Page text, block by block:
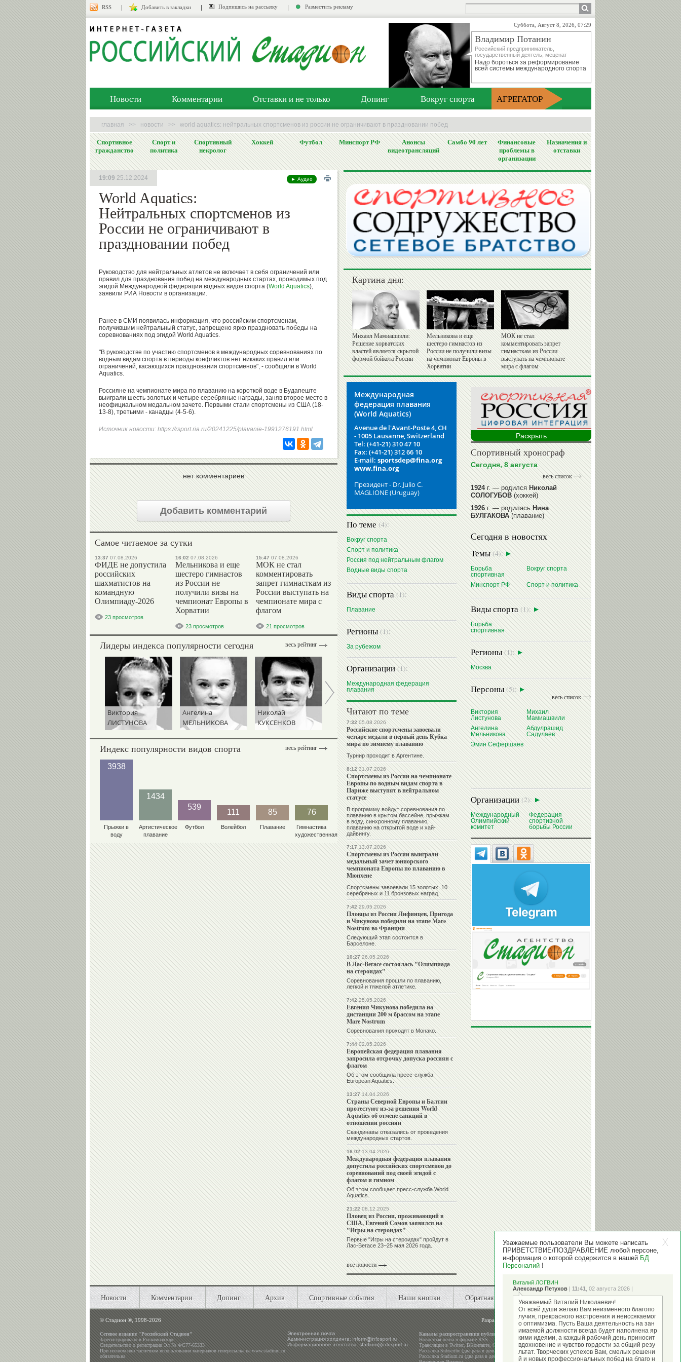
RSS Добавить в закладки Подпишись на рассылку Разместить рекламу
Суббота, Август 8, 2026, 07:29
Владимир Потанин
Российский предприниматель,
государственный деятель, меценат
Надо бороться за реформирование
всей системы международного спорта
Новости Комментарии Отставки и не только Допинг Вокруг спорта АГРЕГАТОР
главная >> новости >> world aquatics: нейтральных спортсменов из россии не ограничивают в праздновании побед
Спортивное
гражданство
Спорт и
политика
Спортивный
некролог
Хоккей Футбол Минспорт РФ
Анонсы
видеотрансляций
Самбо 90 лет
Финансовые
проблемы в
организации
Назначения и
отставки
► Аудио
World Aquatics:
Нейтральных спортсменов из
России не ограничивают в
праздновании побед
19:09 25.12.2024
Руководство для нейтральных атлетов не включает в себя ограничений или
правил для празднования побед на международных стартах, проводимых под
эгидой Международной федерации водных видов спорта (World Aquatics),
заявили РИА Новости в организации.
Ранее в СМИ появилась информация, что российским спортсменам,
получившим нейтральный статус, запрещено ярко праздновать победы на
соревнованиях под эгидой World Aquatics.
"В руководстве по участию спортсменов в международных соревнованиях по
водным видам спорта в периоды конфликтов нет никаких правил или
ограничений, касающихся празднования спортсменов", - сообщили в World
Aquatics.
Россияне на чемпионате мира по плаванию на короткой воде в Будапеште
выиграли шесть золотых и четыре серебряные награды, заняв второе место в
неофициальном медальном зачете. Первыми стали спортсмены из США (18-
13-8), третьими - канадцы (4-5-6).
Источник новости: https://rsport.ria.ru/20241225/plavanie-1991276191.html
нет комментариев
Добавить комментарий
Самое читаемое за сутки
13:37 07.08.2026
ФИДЕ не допустила
российских
шахматистов на
командную
Олимпиаду-2026
23 просмотров
16:02 07.08.2026
Мельникова и еще
шестеро гимнастов
из России не
получили визы на
чемпионат Европы в
Хорватии
23 просмотров
15:47 07.08.2026
МОК не стал
комментировать
запрет гимнасткам из
России выступать на
чемпионате мира с
флагом
21 просмотров
весь рейтинг
Лидеры индекса популярности сегодня
Виктория
ЛИСТУНОВА
Ангелина
МЕЛЬНИКОВА
Николай
КУКСЕНКОВ
Эмин
СЕФЕРШАЕВ
Михаил
МАМИАШВИЛИ
Абдулрашид
САДУЛАЕВ
весь рейтинг
Индекс популярности видов спорта
3938
Прыжки в
воду
1434
Артистическое
плавание
539
Футбол
111
Волейбол
85
Плавание
76
Гимнастика
художественная
Картина дня:
Михаил Мамиашвили:
Решение хорватских
властей является скрытой
формой бойкота России
Мельникова и еще
шестеро гимнастов из
России не получили визы
на чемпионат Европы в
Хорватии
МОК не стал
комментировать запрет
гимнасткам из России
выступать на чемпионате
мира с флагом
Международная
федерация плавания
(World Aquatics)
Avenue de l'Avant-Poste 4, CH
- 1005 Lausanne, Switzerland
Tel: (+41-21) 310 47 10
Fax: (+41-21) 312 66 10
E-mail: sportsdep@fina.org
www.fina.org
Президент - Dr. Julio C.
MAGLIONE (Uruguay)
По теме(4):
Вокруг спорта
Спорт и политика
Россия под нейтральным флагом
Водные виды спорта
Виды спорта(1):
Плавание
Регионы(1):
За рубежом
Организации(1):
Международная федерация
плавания
Читают по теме
7:3205.08.2026
Российские спортсмены завоевали
четыре медали в первый день Кубка
мира по зимнему плаванию
Турнир проходит в Аргентине.
8:1231.07.2026
Спортсмены из России на чемпионате
Европы по водным видам спорта в
Париже выступят в нейтральном
статусе
В программу войдут соревнования по
плаванию в крытом бассейне, прыжкам
в воду, синхронному плаванию,
плаванию на открытой воде и хай-
дайвингу.
7:1713.07.2026
Спортсмены из России выиграли
медальный зачет юниорского
чемпионата Европы по плаванию в
Мюнхене
Спортсмены завоевали 15 золотых, 10
серебряных и 11 бронзовых наград.
7:4229.05.2026
Пловцы из России Лифинцев, Пригода
и Чикунова победили на этапе Mare
Nostrum во Франции
Следующий этап состоится в
Барселоне.
10:2726.05.2026
В Лас-Вегасе состоялась "Олимпиада
на стероидах"
Соревнования прошли по плаванию,
легкой и тяжелой атлетике.
7:4225.05.2026
Евгения Чикунова победила на
дистанции 200 м брассом на этапе
Mare Nostrum
Соревнования проходят в Монако.
7:4402.05.2026
Европейская федерация плавания
запросила отсрочку допуска россиян с
флагом
Об этом сообщила пресс-служба
European Aquatics.
13:2714.04.2026
Страны Северной Европы и Балтии
протестуют из-за решения World
Aquatics об отмене санкций в
отношении россиян
Скандинавы отказались от проведения
международных стартов.
16:0213.04.2026
Международная федерация плавания
допустила российских спортсменов до
соревнований под своей эгидой с
флагом и гимном
Об этом сообщает пресс-служба World
Aquatics.
21:2208.12.2025
Пловец из России, проживающий в
США, Евгений Сомов заявился на
"Игры на стероидах"
Первые "Игры на стероидах" пройдут в
Лас-Вегасе 23–25 мая 2026 года.
все новости
Раскрыть
Спортивный хронограф
Сегодня, 8 августа
весь список
1924г. — родилсяНиколай
СОЛОГУБОВ(хоккей)
1926г. — родиласьНина
БУЛГАКОВА(плавание)
1941г. — родиласьРавиля
ПРОКОПЕНКО (САЛИМОВА)
(баскетбол)
1964г. — родилсяНиколай
ЖУРАВСКИЙ(гребля на байдарках
и каноэ)
1964г. — родилсяЮрий ХМЫЛЕВ
(хоккей)
читать далее
Сегодня в новостях
Темы(4):
Борьба
спортивная
Вокруг спорта
Минспорт РФ Спорт и политика
Виды спорта(1):
Борьба
спортивная
Регионы(1):
Москва
Персоны(5):
весь список
Виктория
Листунова
Михаил
Мамиашвили
Ангелина
Мельникова
Абдулрашид
Садулаев
Эмин Сефершаев
Организации(2):
Международный
Олимпийский
комитет
Федерация
спортивной
борьбы России
Новости Комментарии Допинг Архив Спортивные события Наши кнопки Обратная связь
©Стадион ®, 1998-2026 Разработка и поддержкаООО "Стадион"
Сетевое издание "Российский Стадион"
Зарегистрировано в Роскомнадзоре
Свидетельство о регистрации Эл № ФС77-65333
При полном или частичном использовании материалов гиперссылка наwww.stadium.ru
обязательна
Каналы распространения публикаций
Новостная лента в формате RSS
Трансляции вTwitter,ВКонтакте,Google+
Рассылка Subscribe (два раза в день)
Рассылка Stadium.ru (два раза в день)
Уважаемые пользователи Вы можете написать
ПРИВЕТСТВИЕ/ПОЗДРАВЛЕНИЕ любой персоне,
информация о которой содержится в нашей БД
Персоналий !
Виталий ЛОГВИН
Александр Петухов | 11:41 , 02 августа 2026 |
Уважаемый Виталий Николаевич!
От всей души желаю Вам неизменного благопо
лучия, прекрасного настроения и неиссякаемог
о оптимизма. Пусть Ваша деятельность на зан
имаемой должности всегда будет наполнена яр
кими идеями, а каждый рабочий день приносит
вдохновение и чувство гордости за общий резу
льтат. Творческих успехов Вам, смелых решени
й и новых профессиональных побед на благо н